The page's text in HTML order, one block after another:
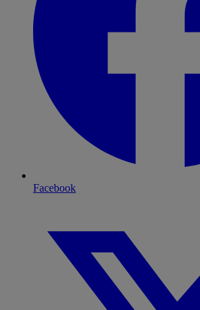
Facebook